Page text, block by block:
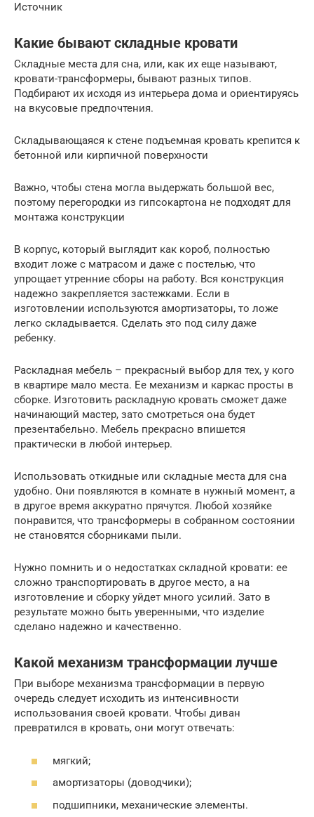
Источник
Какие бывают складные кровати
Складные места для сна, или, как их еще называют,
кровати-трансформеры, бывают разных типов.
Подбирают их исходя из интерьера дома и ориентируясь
на вкусовые предпочтения.
Складывающаяся к стене подъемная кровать крепится к
бетонной или кирпичной поверхности
Важно, чтобы стена могла выдержать большой вес,
поэтому перегородки из гипсокартона не подходят для
монтажа конструкции
В корпус, который выглядит как короб, полностью
входит ложе с матрасом и даже с постелью, что
упрощает утренние сборы на работу. Вся конструкция
надежно закрепляется застежками. Если в
изготовлении используются амортизаторы, то ложе
легко складывается. Сделать это под силу даже
ребенку.
Раскладная мебель – прекрасный выбор для тех, у кого
в квартире мало места. Ее механизм и каркас просты в
сборке. Изготовить раскладную кровать сможет даже
начинающий мастер, зато смотреться она будет
презентабельно. Мебель прекрасно впишется
практически в любой интерьер.
Использовать откидные или складные места для сна
удобно. Они появляются в комнате в нужный момент, а
в другое время аккуратно прячутся. Любой хозяйке
понравится, что трансформеры в собранном состоянии
не становятся сборниками пыли.
Нужно помнить и о недостатках складной кровати: ее
сложно транспортировать в другое место, а на
изготовление и сборку уйдет много усилий. Зато в
результате можно быть уверенными, что изделие
сделано надежно и качественно.
Какой механизм трансформации лучше
При выборе механизма трансформации в первую
очередь следует исходить из интенсивности
использования своей кровати. Чтобы диван
превратился в кровать, они могут отвечать:
мягкий;
амортизаторы (доводчики);
подшипники, механические элементы.